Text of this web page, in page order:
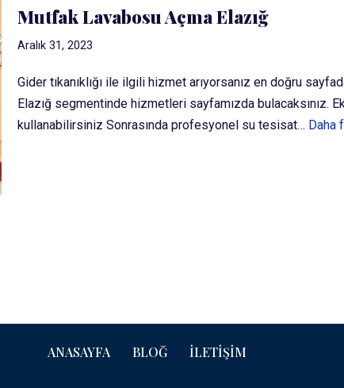
Mutfak Lavabosu Açma Elazığ
Aralık 31, 2023
Gider tıkanıklığı ile ilgili hizmet arıyorsanız en doğru
Elazığ segmentinde hizmetleri sayfamızda bulacaksınız.
kullanabilirsiniz Sonrasında profesyonel su tesisat… Daha
ANASAYFA BLOĞ İLETIŞIM